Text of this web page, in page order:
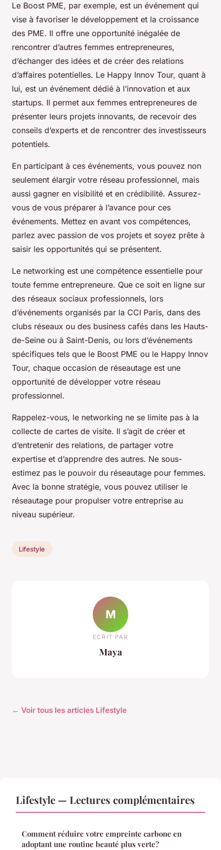
Le Boost PME, par exemple, est un événement qui
vise à favoriser le développement et la croissance
des PME. Il offre une opportunité inégalée de
rencontrer d’autres femmes entrepreneures,
d’échanger des idées et de créer des relations
d’affaires potentielles. Le Happy Innov Tour, quant à
lui, est un événement dédié à l’innovation et aux
startups. Il permet aux femmes entrepreneures de
présenter leurs projets innovants, de recevoir des
conseils d’experts et de rencontrer des investisseurs
potentiels.
En participant à ces événements, vous pouvez non
seulement élargir votre réseau professionnel, mais
aussi gagner en visibilité et en crédibilité. Assurez-
vous de vous préparer à l’avance pour ces
événements. Mettez en avant vos compétences,
parlez avec passion de vos projets et soyez prête à
saisir les opportunités qui se présentent.
Le networking est une compétence essentielle pour
toute femme entrepreneure. Que ce soit en ligne sur
des réseaux sociaux professionnels, lors
d’événements organisés par la CCI Paris, dans des
clubs réseaux ou des business cafés dans les Hauts-
de-Seine ou à Saint-Denis, ou lors d’événements
spécifiques tels que le Boost PME ou le Happy Innov
Tour, chaque occasion de réseautage est une
opportunité de développer votre réseau
professionnel.
Rappelez-vous, le networking ne se limite pas à la
collecte de cartes de visite. Il s’agit de créer et
d’entretenir des relations, de partager votre
expertise et d’apprendre des autres. Ne sous-
estimez pas le pouvoir du réseautage pour femmes.
Avec la bonne stratégie, vous pouvez utiliser le
réseautage pour propulser votre entreprise au
niveau supérieur.
Lifestyle
M
ECRIT PAR
Maya
← Voir tous les articles Lifestyle
Lifestyle — Lectures complémentaires
Comment réduire votre empreinte carbone en
adoptant une routine beauté plus verte?